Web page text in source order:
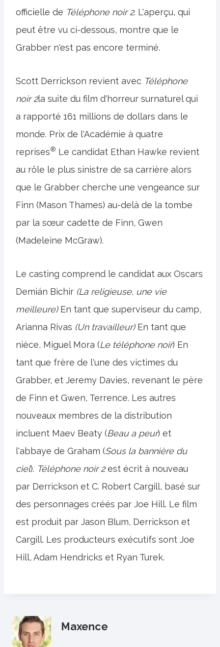
officielle de Téléphone noir 2. L'aperçu, qui
peut être vu ci-dessous, montre que le
Grabber n'est pas encore terminé.
Scott Derrickson revient avec Téléphone
noir 2la suite du film d'horreur surnaturel qui
a rapporté 161 millions de dollars dans le
monde. Prix ​​de l'Académie à quatre
reprises® Le candidat Ethan Hawke revient
au rôle le plus sinistre de sa carrière alors
que le Grabber cherche une vengeance sur
Finn (Mason Thames) au-delà de la tombe
par la sœur cadette de Finn, Gwen
(Madeleine McGraw).
Le casting comprend le candidat aux Oscars
Demián Bichir (La religieuse, une vie
meilleure) En tant que superviseur du camp,
Arianna Rivas (Un travailleur) En tant que
nièce, Miguel Mora (Le téléphone noir) En
tant que frère de l'une des victimes du
Grabber, et Jeremy Davies, revenant le père
de Finn et Gwen, Terrence. Les autres
nouveaux membres de la distribution
incluent Maev Beaty (Beau a peur) et
l'abbaye de Graham (Sous la bannière du
ciel). Téléphone noir 2est écrit à nouveau
par Derrickson et C. Robert Cargill, basé sur
des personnages créés par Joe Hill. Le film
est produit par Jason Blum, Derrickson et
Cargill. Les producteurs exécutifs sont Joe
Hill, Adam Hendricks et Ryan Turek.
Maxence